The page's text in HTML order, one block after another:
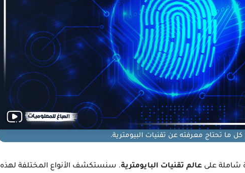
كل ما تحتاج معرفته عن تقنيات البيومترية.
شاملة على عالم تقنيات البايومترية. سنستكشف الأنواع المختلفة لهذه